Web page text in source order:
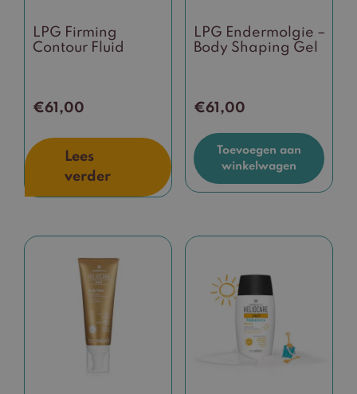
LPG Firming
Contour Fluid
€61,00
Lees
verder
LPG Endermolgie –
Body Shaping Gel
€61,00
Toevoegen aan
winkelwagen